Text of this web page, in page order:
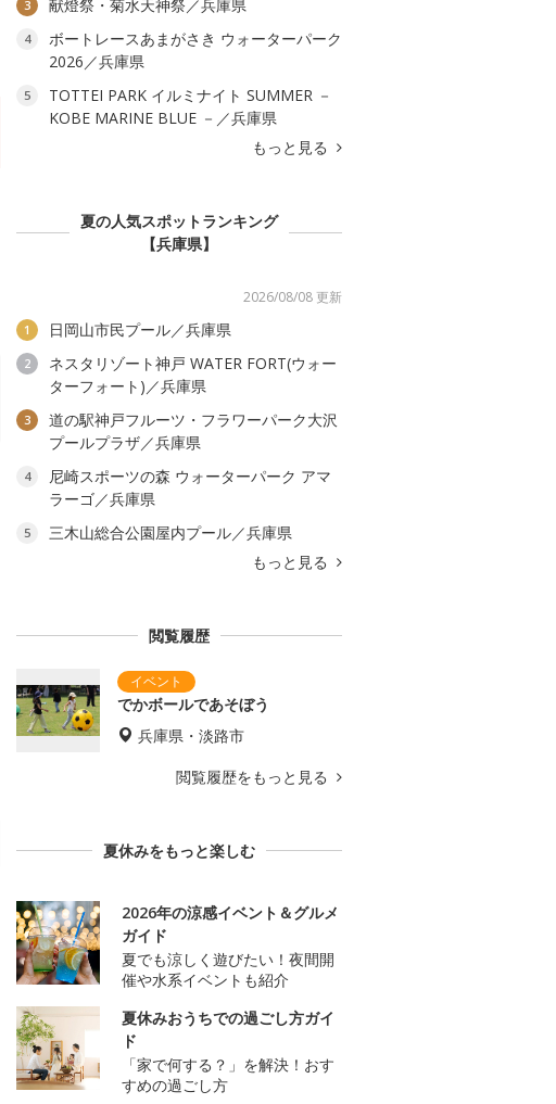
3 献燈祭・菊水天神祭／兵庫県
4
ボートレースあまがさき ウォーターパーク
2026／兵庫県
5
TOTTEI PARK イルミナイト SUMMER －
KOBE MARINE BLUE －／兵庫県
もっと見る
夏の人気スポットランキング
【兵庫県】
2026/08/08 更新
1 日岡山市民プール／兵庫県
2
ネスタリゾート神戸 WATER FORT(ウォー
ターフォート)／兵庫県
3
道の駅神戸フルーツ・フラワーパーク大沢
プールプラザ／兵庫県
4
尼崎スポーツの森 ウォーターパーク アマ
ラーゴ／兵庫県
5
三木山総合公園屋内プール／兵庫県
もっと見る
閲覧履歴
でかボールであそぼう
兵庫県・淡路市
閲覧履歴をもっと見る
夏休みをもっと楽しむ
2026年の涼感イベント＆グルメ
ガイド
夏でも涼しく遊びたい！夜間開
催や水系イベントも紹介
夏休みおうちでの過ごし方ガイ
ド
「家で何する？」を解決！おす
すめの過ごし方